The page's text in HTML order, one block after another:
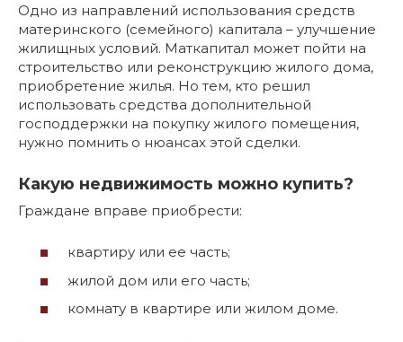
Одно из направлений использования средств
материнского (семейного) капитала – улучшение
жилищных условий. Маткапитал может пойти на
строительство или реконструкцию жилого дома,
приобретение жилья. Но тем, кто решил
использовать средства дополнительной
господдержки на покупку жилого помещения,
нужно помнить о нюансах этой сделки.
Какую недвижимость можно купить?
Граждане вправе приобрести:
квартиру или ее часть;
жилой дом или его часть;
комнату в квартире или жилом доме.